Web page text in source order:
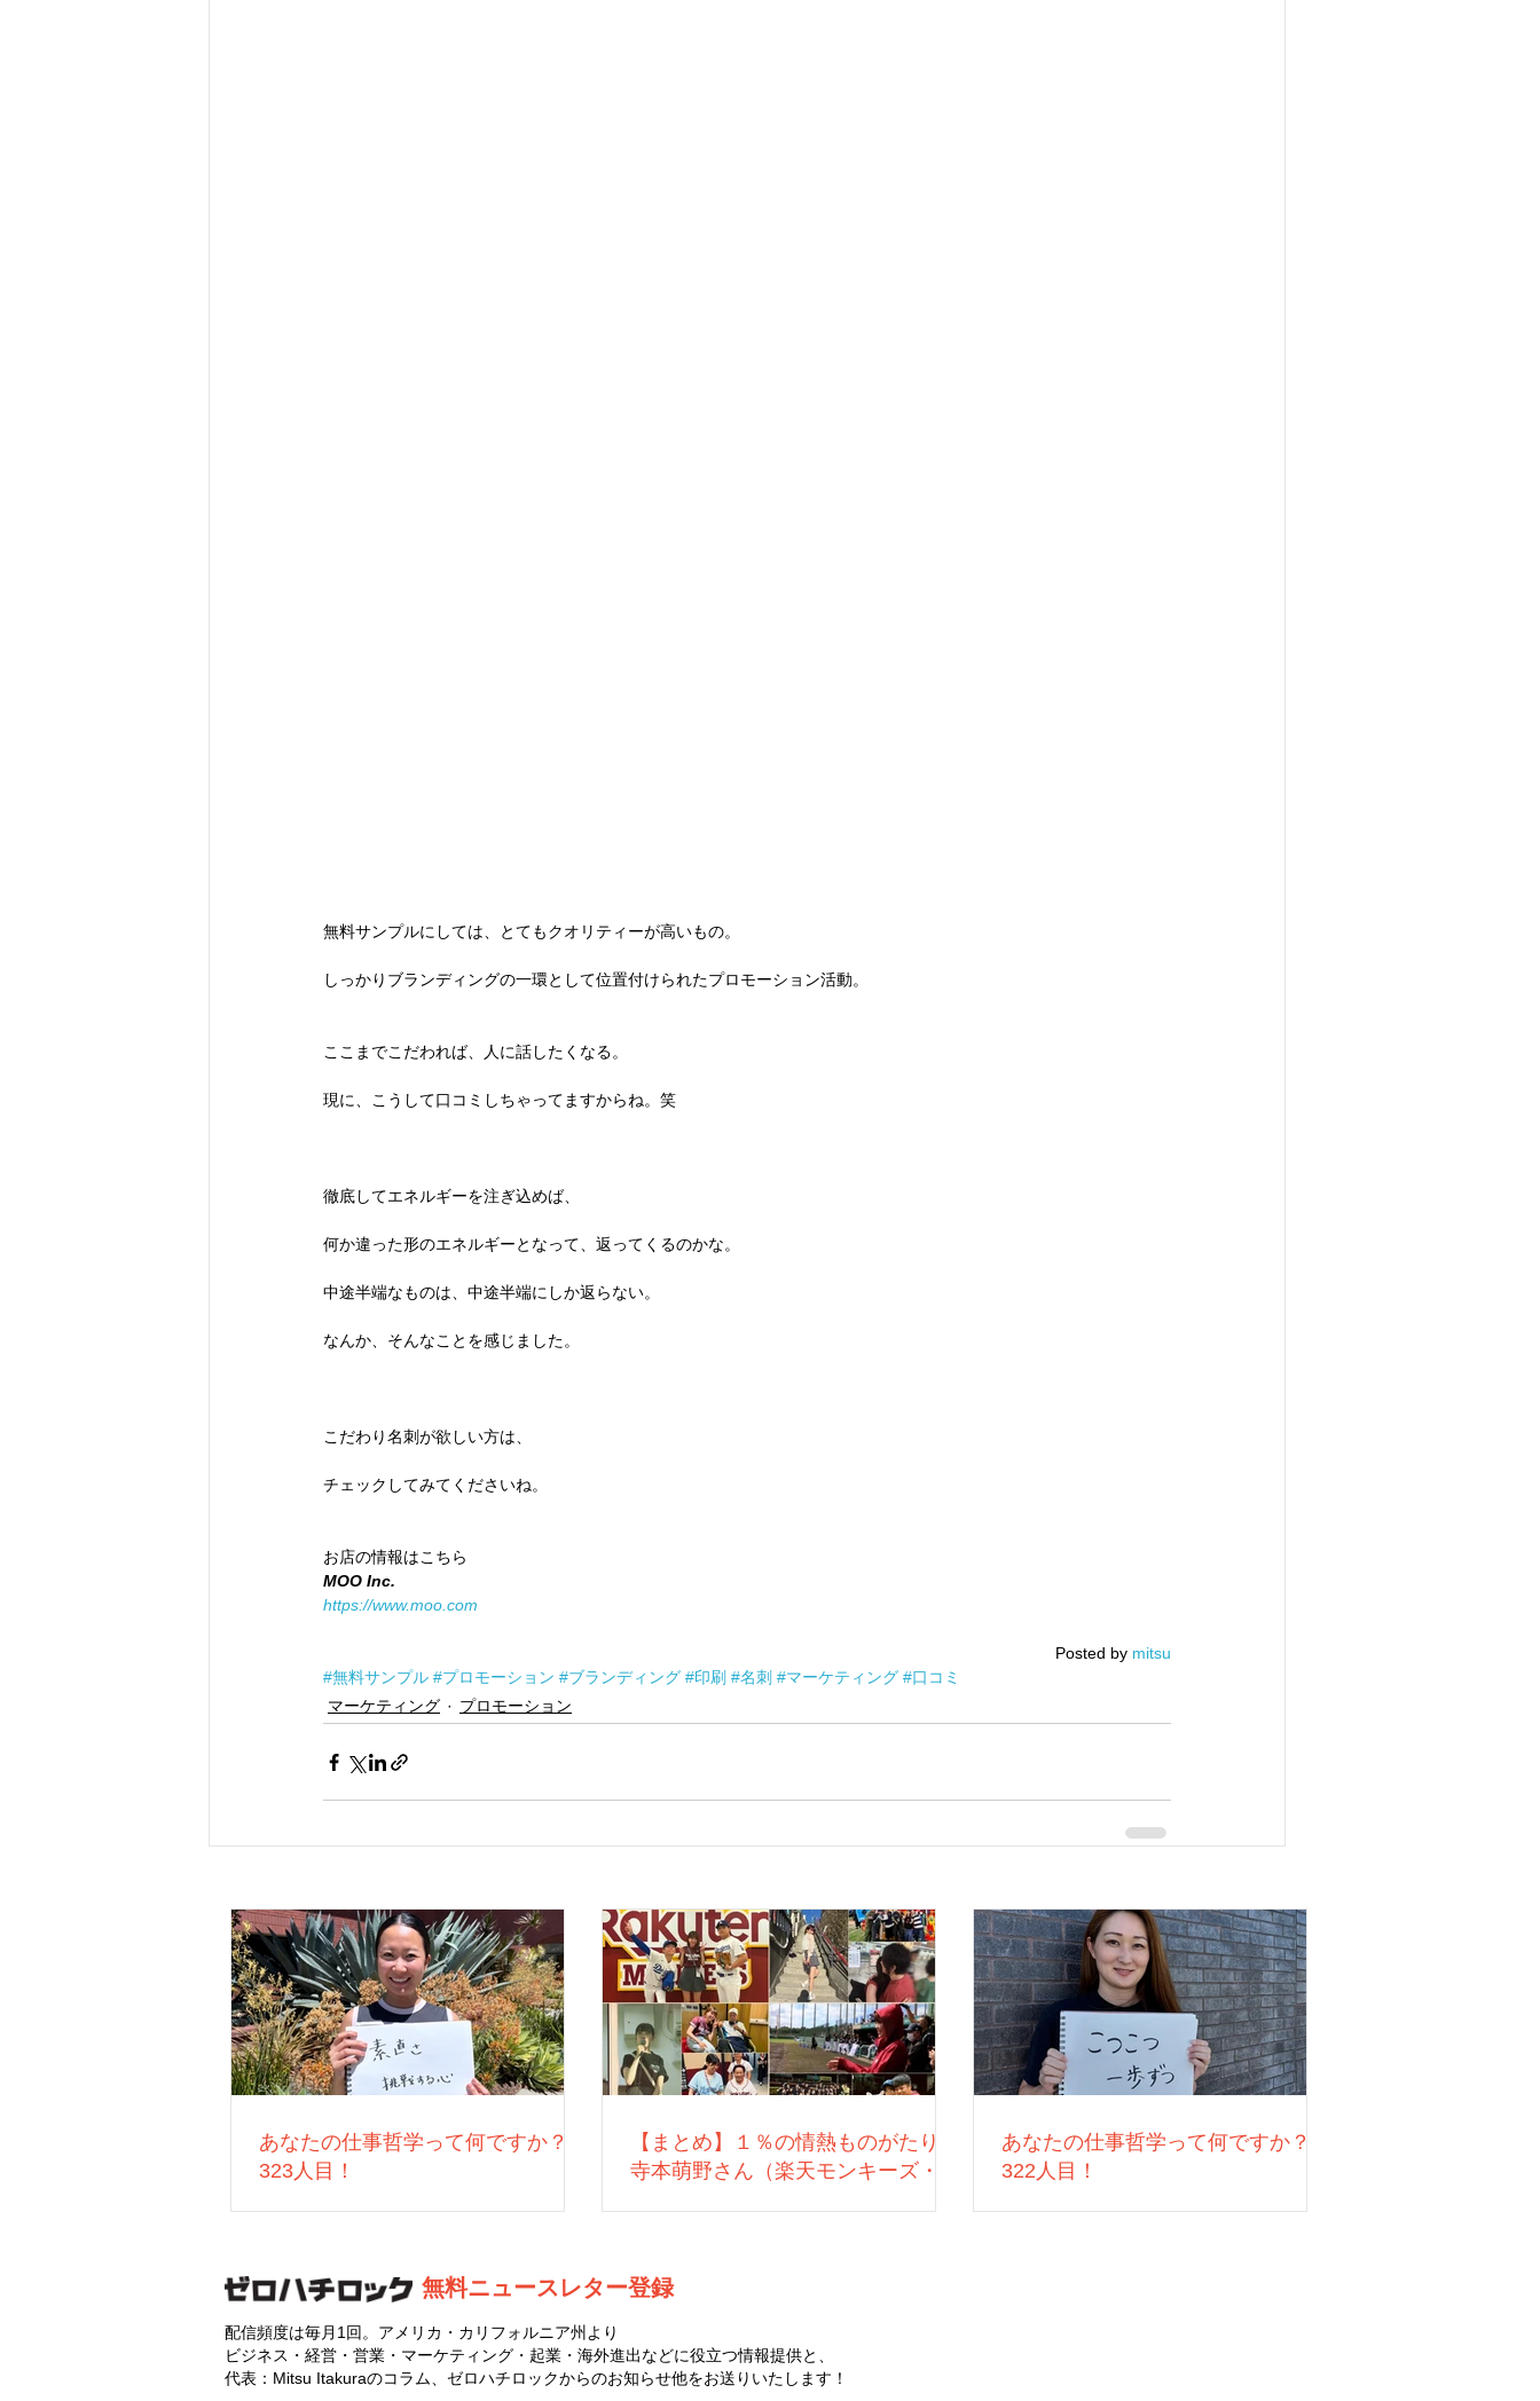
無料サンプルにしては、とてもクオリティーが高いもの。
しっかりブランディングの一環として位置付けられたプロモーション活動。
ここまでこだわれば、人に話したくなる。
現に、こうして口コミしちゃってますからね。笑
徹底してエネルギーを注ぎ込めば、
何か違った形のエネルギーとなって、返ってくるのかな。
中途半端なものは、中途半端にしか返らない。
なんか、そんなことを感じました。
こだわり名刺が欲しい方は、
チェックしてみてくださいね。
お店の情報はこちら
MOO Inc.
https://www.moo.com
Posted by mitsu
#無料サンプル #プロモーション #ブランディング #印刷 #名刺 #マーケティング #口コミ
マーケティング
プロモーション
あなたの仕事哲学って何ですか？
323人目！
【まとめ】１％の情熱ものがたり：
寺本萌野さん（楽天モンキーズ・営
あなたの仕事哲学って何ですか？
322人目！
無料ニュースレター登録
配信頻度は毎月1回。アメリカ・カリフォルニア州より
ビジネス・経営・営業・マーケティング・起業・海外進出などに役立つ情報提供と、
代表：Mitsu Itakuraのコラム、ゼロハチロックからのお知らせ他をお送りいたします！